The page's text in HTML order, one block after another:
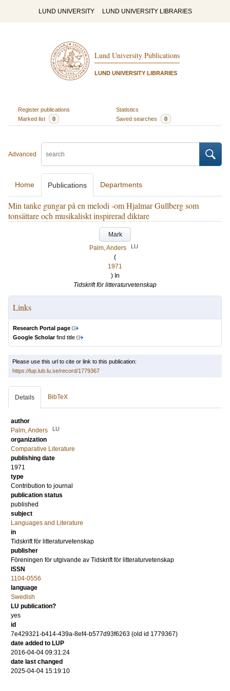
LUND UNIVERSITY LUND UNIVERSITY LIBRARIES
Lund University Publications
LUND UNIVERSITY LIBRARIES
Register publications
Statistics
Marked list
0 Saved searches 0
Advanced
Home Publications Departments
Min tanke gungar på en melodi -om Hjalmar Gullberg som
tonsättare och musikaliskt inspirerad diktare
Mark
Palm, Anders
LU
(
1971
) In
Tidskrift för litteraturvetenskap
Links
Research Portal page
Google Scholarfind title
Please use this url to cite or link to this publication:
https://lup.lub.lu.se/record/1779367
Details BibTeX
author
Palm, Anders
LU
organization
Comparative Literature
publishing date
1971
type
Contribution to journal
publication status
published
subject
Languages and Literature
in
Tidskrift för litteraturvetenskap
publisher
Föreningen för utgivande av Tidskrift för litteraturvetenskap
ISSN
1104-0556
language
Swedish
LU publication?
yes
id
7e429321-b414-439a-8ef4-b577d93f6263 (old id 1779367)
date added to LUP
2016-04-04 09:31:24
date last changed
2025-04-04 15:19:10